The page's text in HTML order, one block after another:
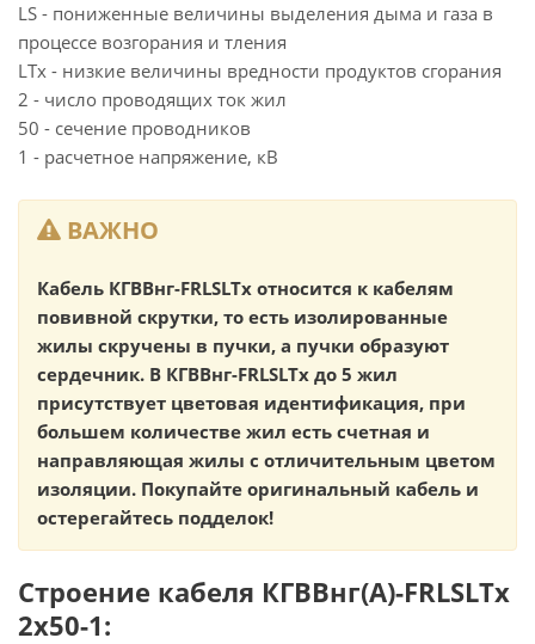
LS - пониженные величины выделения дыма и газа в
процессе возгорания и тления
LTx - низкие величины вредности продуктов сгорания
2 - число проводящих ток жил
50 - сечение проводников
1 - расчетное напряжение, кВ
ВАЖНО
Кабель КГВВнг-FRLSLTx относится к кабелям
повивной скрутки, то есть изолированные
жилы скручены в пучки, а пучки образуют
сердечник. В КГВВнг-FRLSLTx до 5 жил
присутствует цветовая идентификация, при
большем количестве жил есть счетная и
направляющая жилы с отличительным цветом
изоляции. Покупайте оригинальный кабель и
остерегайтесь подделок!
Строение кабеля КГВВнг(А)-FRLSLTx
2х50-1: